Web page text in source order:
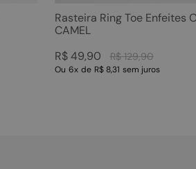
Rasteira Ring Toe Enfeites
CAMEL
R$ 129,90
R$ 49,90
Ou 6x de R$ 8,31 sem juros